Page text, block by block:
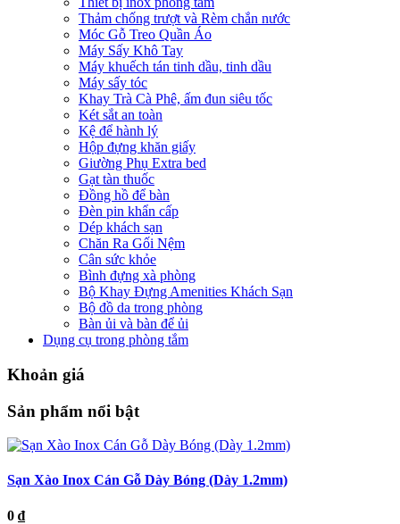
Thảm chống trượt và Rèm chắn nước
Móc Gỗ Treo Quần Áo
Máy Sấy Khô Tay
Máy khuếch tán tinh dầu, tinh dầu
Máy sấy tóc
Khay Trà Cà Phê, ấm đun siêu tốc
Két sắt an toàn
Kệ để hành lý
Hộp đựng khăn giấy
Giường Phụ Extra bed
Gạt tàn thuốc
Đồng hồ để bàn
Đèn pin khẩn cấp
Dép khách sạn
Chăn Ra Gối Nệm
Cân sức khỏe
Bình đựng xà phòng
Bộ Khay Đựng Amenities Khách Sạn
Bộ đồ da trong phòng
Bàn ủi và bàn để ủi
Dụng cụ trong phòng tắm
Khoản giá
Sản phẩm nổi bật
Sạn Xào Inox Cán Gỗ Dày Bóng (Dày 1.2mm)
0 ₫